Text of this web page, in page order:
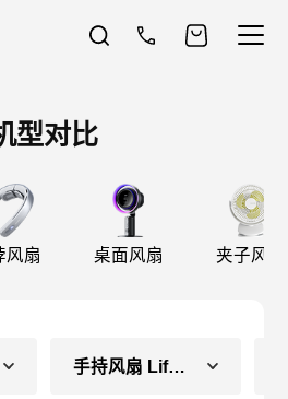
型对比
风扇 桌面风扇 夹子风扇
手持风扇 Life4（长续航款）